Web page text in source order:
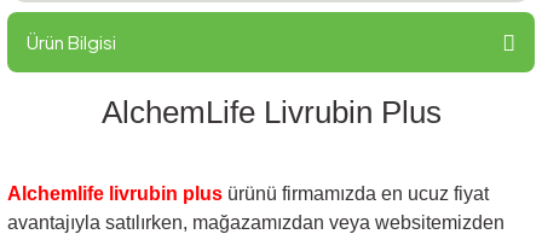
Ürün Bilgisi
AlchemLife Livrubin Plus
Alchemlife livrubin plus ürünü firmamızda en ucuz fiyat
avantajıyla satılırken, mağazamızdan veya websitemizden